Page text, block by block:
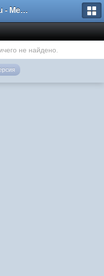
F1-Mania.ru - Международный чемпионат по симрейсингу
не найдено.